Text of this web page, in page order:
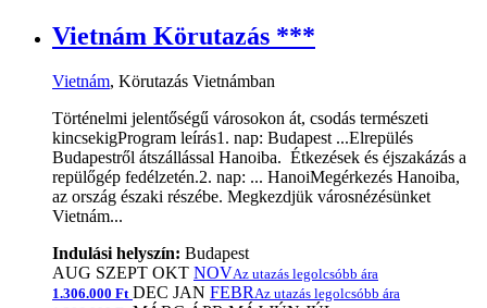
Vietnám Körutazás ***
Vietnám, Körutazás Vietnámban
Történelmi jelentőségű városokon át, csodás természeti
kincsekigProgram leírás1. nap: Budapest ...Elrepülés
Budapestről átszállással Hanoiba. Étkezések és éjszakázás a
repülőgép fedélzetén.2. nap: ... HanoiMegérkezés Hanoiba,
az ország északi részébe. Megkezdjük városnézésünket
Vietnám...
Indulási helyszín: Budapest
AUG SZEPT OKT NOVAz utazás legolcsóbb ára
1.306.000 Ft DEC JAN FEBRAz utazás legolcsóbb ára